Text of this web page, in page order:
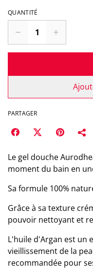
QUANTITÉ
PARTAGER
Le gel douche
moment du bain en
Sa formule 100%
Grâce à sa texture
pouvoir nettoyant et
L'huile d'Argan est un
vieillissement de la
recommandée pour